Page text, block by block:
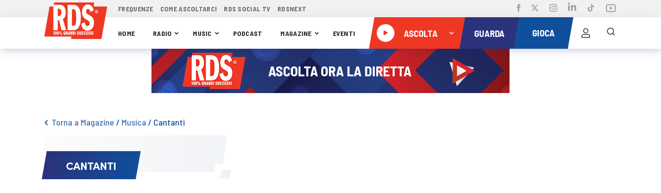
FREQUENZE COME ASCOLTARCI RDS SOCIAL TV RDSNEXT
HOME RADIO MUSIC PODCAST MAGAZINE EVENTI ASCOLTA GUARDA GIOCA
Torna a Magazine / Musica / Cantanti
CANTANTI